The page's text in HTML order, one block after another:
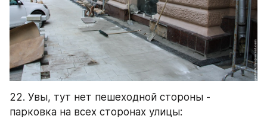
22. Увы, тут нет пешеходной стороны -
парковка на всех сторонах улицы: